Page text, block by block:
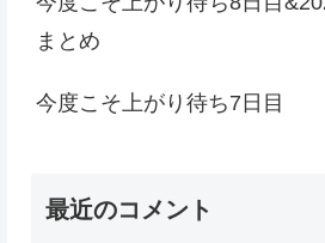
まとめ
今度こそ上がり待ち7日目
最近のコメント